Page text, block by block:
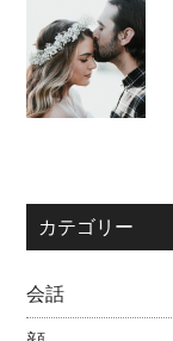
カテゴリー
会話